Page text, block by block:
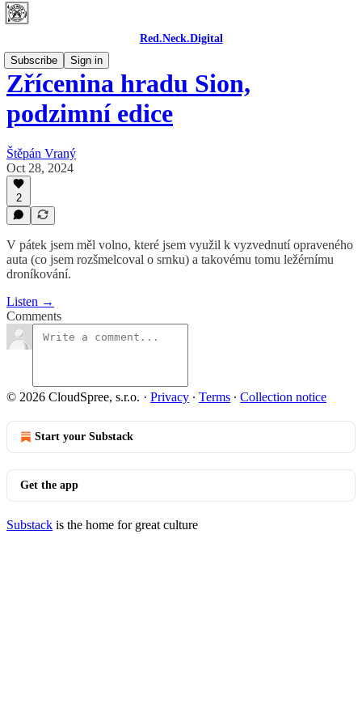
Red.Neck.Digital
Subscribe
Sign in
Zřícenina hradu Sion,
podzimní edice
Štěpán Vraný
Oct 28, 2024
2
V pátek jsem měl volno, které jsem využil k vyzvednutí opraveného
auta (co jsem rozšmelcoval o srnku) a takovému tomu ležérnímu
droníkování.
Listen →
Comments
© 2026 CloudSpree, s.r.o. · Privacy ∙ Terms ∙ Collection notice
Start your Substack
Get the app
Substack is the home for great culture